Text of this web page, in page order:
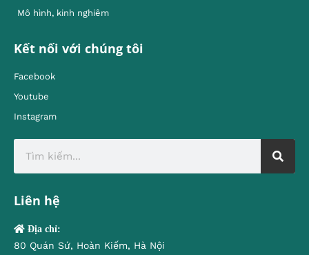
Mô hình, kinh nghiêm
Kết nối với chúng tôi
Facebook
Youtube
Instagram
Liên hệ
Địa chỉ:
80 Quán Sứ, Hoàn Kiếm, Hà Nội